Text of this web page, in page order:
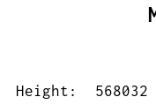
Height:  568032